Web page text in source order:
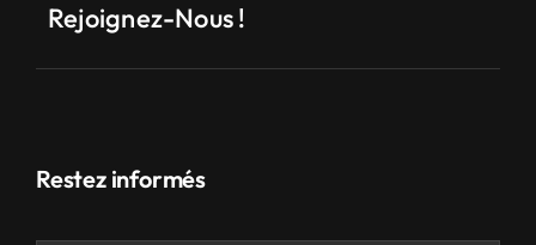
Rejoignez-Nous !
Restez informés